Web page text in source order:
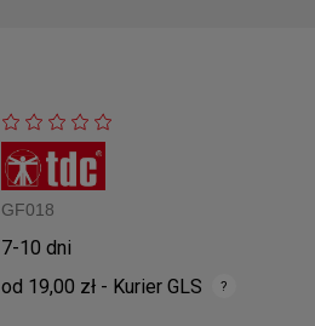
GF018
7-10 dni
od 19,00 zł - Kurier GLS